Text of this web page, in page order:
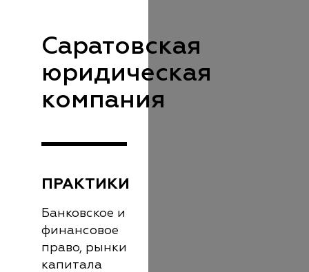
Саратовская
юридическая
компания
ПРАКТИКИ
Банковское и
финансовое
право, рынки
капитала